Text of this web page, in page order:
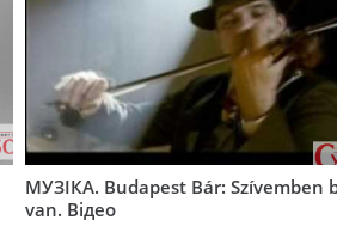
МУЗІКА. Budapest Bár: Szívemben
van. Відео